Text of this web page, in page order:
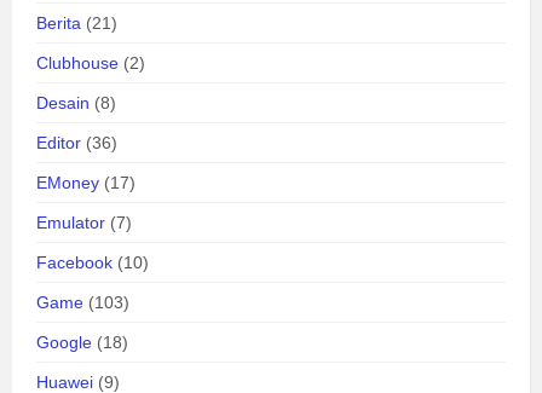
Berita (21)
Clubhouse (2)
Desain (8)
Editor (36)
EMoney (17)
Emulator (7)
Facebook (10)
Game (103)
Google (18)
Huawei (9)